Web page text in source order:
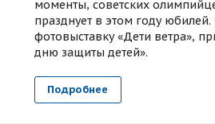
моменты, советских
празднует в этом году
фотовыставку «Дети ветра»,
дню защиты детей».
Подробнее